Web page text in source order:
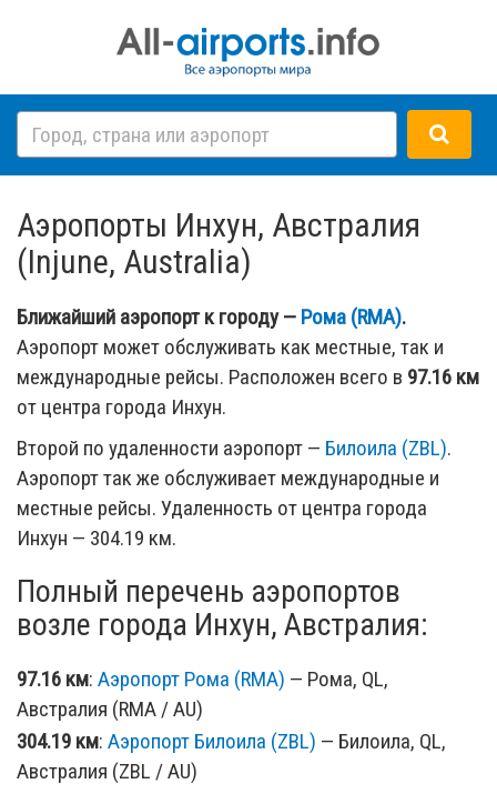
Аэропорты Инхун, Австралия
(Injune, Australia)
Ближайший аэропорт к городу — Рома (RMA).
Аэропорт может обслуживать как местные, так и
международные рейсы. Расположен всего в 97.16 км
от центра города Инхун.
Второй по удаленности аэропорт — Билоила (ZBL).
Аэропорт так же обслуживает международные и
местные рейсы. Удаленность от центра города
Инхун — 304.19 км.
Полный перечень аэропортов
возле города Инхун, Австралия:
97.16 км: Аэропорт Рома (RMA) — Рома, QL,
Австралия (RMA / AU)
304.19 км: Аэропорт Билоила (ZBL) — Билоила, QL,
Австралия (ZBL / AU)